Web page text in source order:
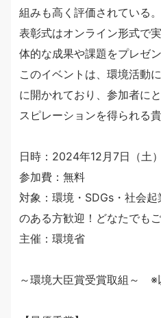
組みも高く評価されている。
表彰式はオンライン形式で
体的な成果や課題をプレゼ
このイベントは、環境活動
に開かれており、参加者に
スピレーションを得られる
日時：2024年12月7日（土
参加費：無料
対象：環境・SDGs・社会
のある方歓迎！どなたでも
主催：環境省
～環境大臣賞受賞取組～ ※